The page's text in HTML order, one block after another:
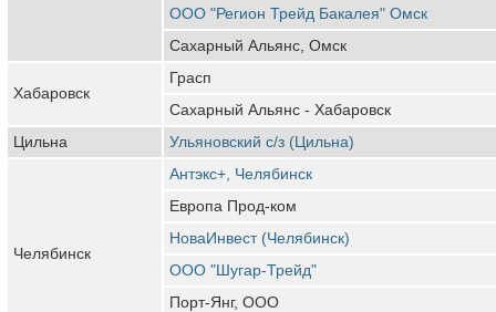
ООО "Регион Трейд Бакалея" Омск
Сахарный Альянс, Омск
Хабаровск
Грасп
Сахарный Альянс - Хабаровск
Цильна
Ульяновский с/з (Цильна)
Челябинск
Антэкс+, Челябинск
Европа Прод-ком
НоваИнвест (Челябинск)
ООО "Шугар-Трейд"
Порт-Янг, ООО